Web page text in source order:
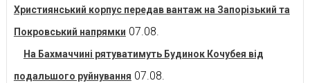
Християнський корпус передав вантаж на Запорізький та
Покровський напрямки 07.08.
На Бахмаччині рятуватимуть Будинок Кочубея від
подальшого руйнування 07.08.